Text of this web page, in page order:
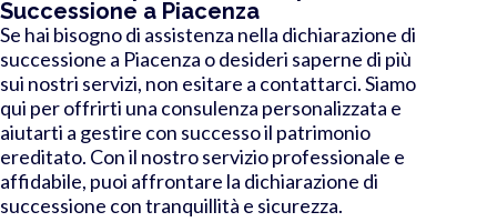
Successione a Piacenza
Se hai bisogno di assistenza nella dichiarazione di
successione a Piacenza o desideri saperne di più
sui nostri servizi, non esitare a contattarci. Siamo
qui per offrirti una consulenza personalizzata e
aiutarti a gestire con successo il patrimonio
ereditato. Con il nostro servizio professionale e
affidabile, puoi affrontare la dichiarazione di
successione con tranquillità e sicurezza.